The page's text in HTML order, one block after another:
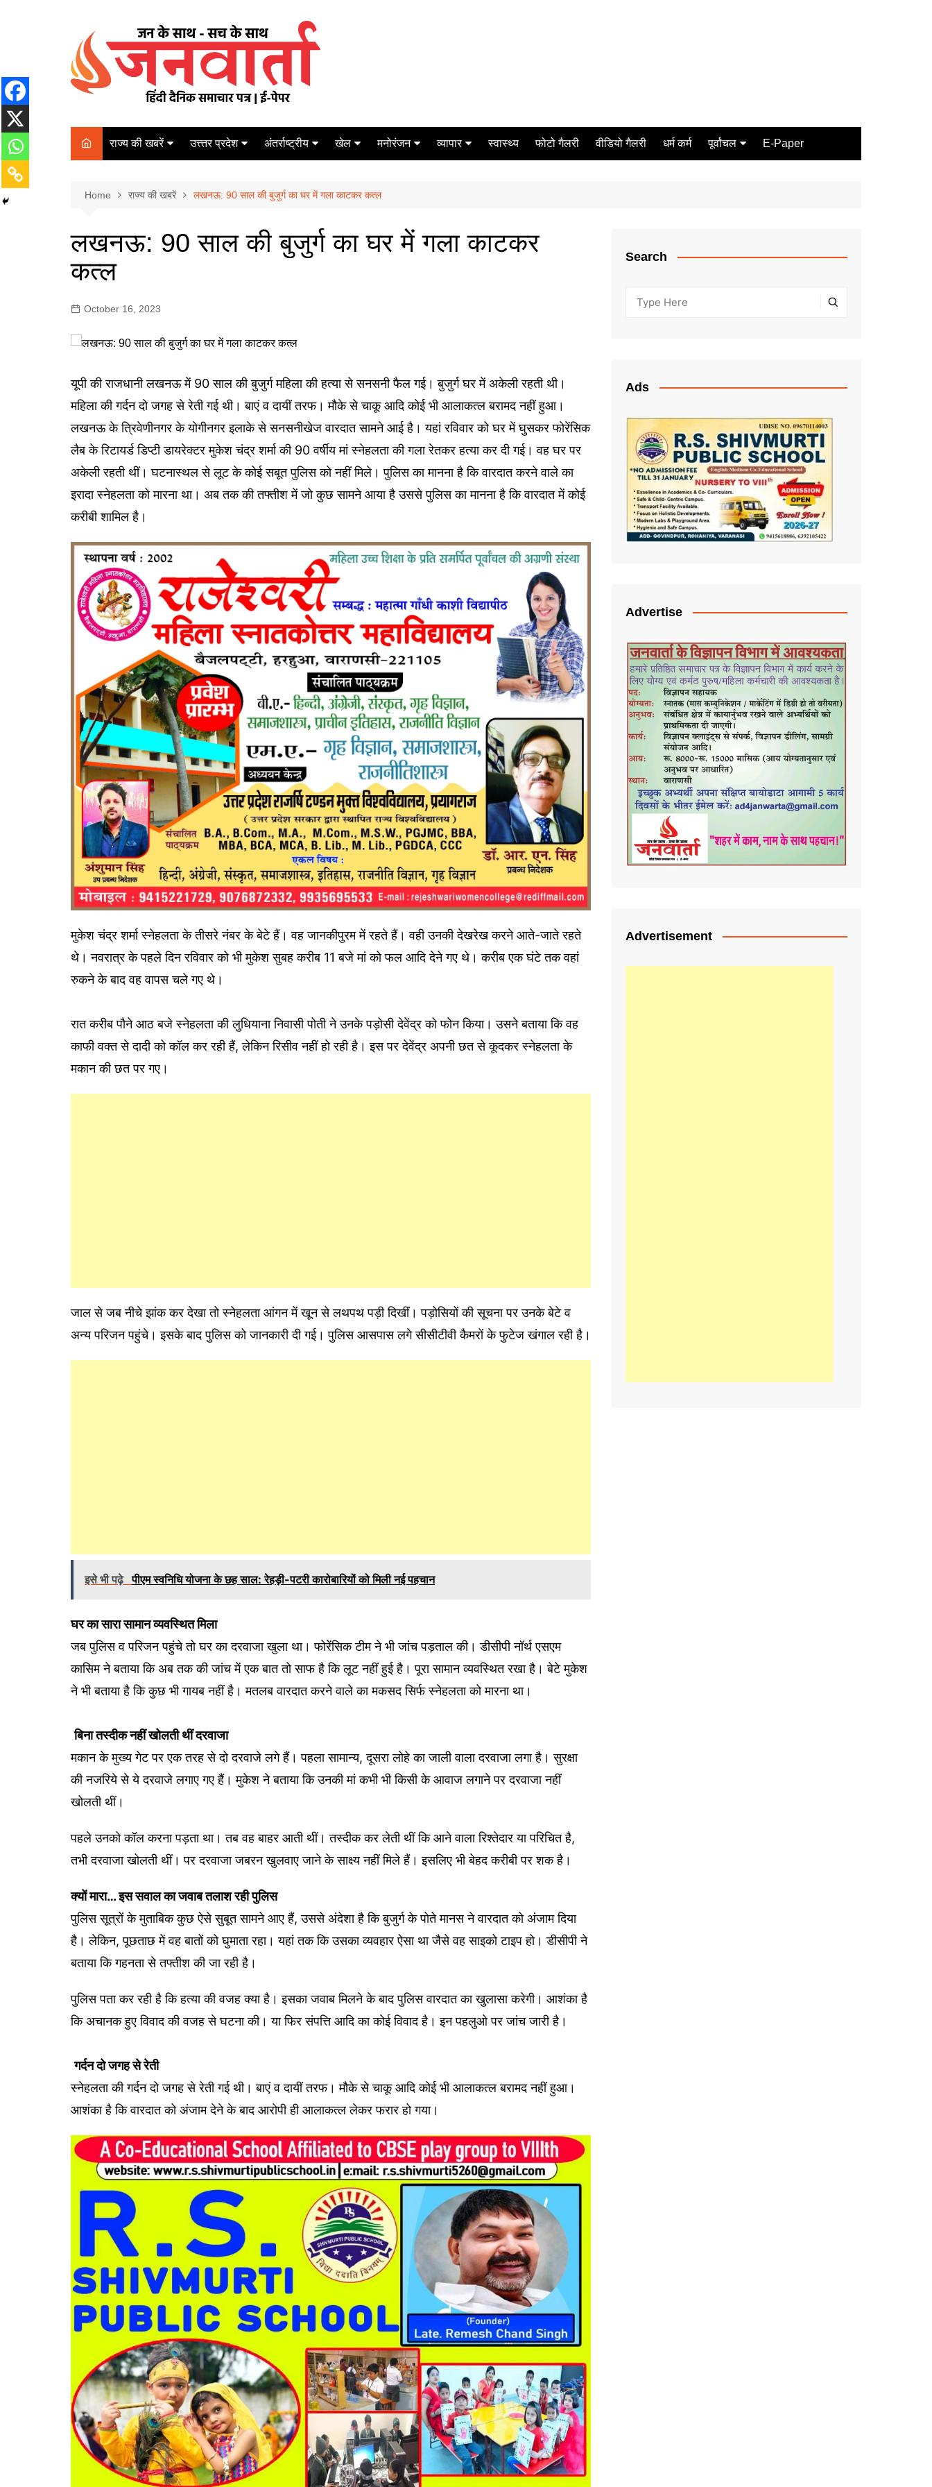
राज्य की खबरें
पटना
कोलकाता
नई दिल्ली
मुम्बई
उत्त्तर प्रदेश
कानपुर
आज़मगढ़
लखनऊ
अंतर्राष्ट्रीय खेल
टेनिस
मनोरंजन
मिर्च मसाला
व्यापार स्वास्थ्य फोटो गैलरी वीडियो गैलरी धर्म कर्म पूर्वांचल E-Paper
Home राज्य की खबरें लखनऊ: 90 साल की बुजुर्ग का घर में गला काटकर कत्ल
लखनऊ: 90 साल की बुजुर्ग का घर में गला काटकर
कत्ल
October 16, 2023
यूपी की राजधानी लखनऊ में 90 साल की बुजुर्ग महिला की हत्या से सनसनी फैल गई। बुजुर्ग घर में अकेली रहती थी।
महिला की गर्दन दो जगह से रेती गई थी। बाएं व दायीं तरफ। मौके से चाकू आदि कोई भी आलाकत्ल बरामद नहीं हुआ।
लखनऊ के त्रिवेणीनगर के योगीनगर इलाके से सनसनीखेज वारदात सामने आई है। यहां रविवार को घर में घुसकर फोरेंसिक
लैब के रिटायर्ड डिप्टी डायरेक्टर मुकेश चंद्र शर्मा की 90 वर्षीय मां स्नेहलता की गला रेतकर हत्या कर दी गई। वह घर पर
अकेली रहती थीं। घटनास्थल से लूट के कोई सबूत पुलिस को नहीं मिले। पुलिस का मानना है कि वारदात करने वाले का
इरादा स्नेहलता को मारना था। अब तक की तफ्तीश में जो कुछ सामने आया है उससे पुलिस का मानना है कि वारदात में कोई
करीबी शामिल है।
मुकेश चंद्र शर्मा स्नेहलता के तीसरे नंबर के बेटे हैं। वह जानकीपुरम में रहते हैं। वही उनकी देखरेख करने आते-जाते रहते
थे। नवरात्र के पहले दिन रविवार को भी मुकेश सुबह करीब 11 बजे मां को फल आदि देने गए थे। करीब एक घंटे तक वहां
रुकने के बाद वह वापस चले गए थे।
रात करीब पौने आठ बजे स्नेहलता की लुधियाना निवासी पोती ने उनके पड़ोसी देवेंद्र को फोन किया। उसने बताया कि वह
काफी वक्त से दादी को कॉल कर रही हैं, लेकिन रिसीव नहीं हो रही है। इस पर देवेंद्र अपनी छत से कूदकर स्नेहलता के
मकान की छत पर गए।
जाल से जब नीचे झांक कर देखा तो स्नेहलता आंगन में खून से लथपथ पड़ी दिखीं। पड़ोसियों की सूचना पर उनके बेटे व
अन्य परिजन पहुंचे। इसके बाद पुलिस को जानकारी दी गई। पुलिस आसपास लगे सीसीटीवी कैमरों के फुटेज खंगाल रही है।
इसे भी पढ़े पीएम स्वनिधि योजना के छह साल: रेहड़ी-पटरी कारोबारियों को मिली नई पहचान
घरकासारासामानव्यवस्थितमिला
जब पुलिस व परिजन पहुंचे तो घर का दरवाजा खुला था। फोरेंसिक टीम ने भी जांच पड़ताल की। डीसीपी नॉर्थ एसएम
कासिम ने बताया कि अब तक की जांच में एक बात तो साफ है कि लूट नहीं हुई है। पूरा सामान व्यवस्थित रखा है। बेटे मुकेश
ने भी बताया है कि कुछ भी गायब नहीं है। मतलब वारदात करने वाले का मकसद सिर्फ स्नेहलता को मारना था।
बिनातस्दीकनहींखोलतीथींदरवाजा
मकान के मुख्य गेट पर एक तरह से दो दरवाजे लगे हैं। पहला सामान्य, दूसरा लोहे का जाली वाला दरवाजा लगा है। सुरक्षा
की नजरिये से ये दरवाजे लगाए गए हैं। मुकेश ने बताया कि उनकी मां कभी भी किसी के आवाज लगाने पर दरवाजा नहीं
खोलती थीं।
पहले उनको कॉल करना पड़ता था। तब वह बाहर आती थीं। तस्दीक कर लेती थीं कि आने वाला रिश्तेदार या परिचित है,
तभी दरवाजा खोलती थीं। पर दरवाजा जबरन खुलवाए जाने के साक्ष्य नहीं मिले हैं। इसलिए भी बेहद करीबी पर शक है।
क्योंमारा…इससवालकाजवाबतलाशरहीपुलिस
पुलिस सूत्रों के मुताबिक कुछ ऐसे सुबूत सामने आए हैं, उससे अंदेशा है कि बुजुर्ग के पोते मानस ने वारदात को अंजाम दिया
है। लेकिन, पूछताछ में वह बातों को घुमाता रहा। यहां तक कि उसका व्यवहार ऐसा था जैसे वह साइको टाइप हो। डीसीपी ने
बताया कि गहनता से तफ्तीश की जा रही है।
पुलिस पता कर रही है कि हत्या की वजह क्या है। इसका जवाब मिलने के बाद पुलिस वारदात का खुलासा करेगी। आशंका है
कि अचानक हुए विवाद की वजह से घटना की। या फिर संपत्ति आदि का कोई विवाद है। इन पहलुओ पर जांच जारी है।
गर्दनदोजगहसेरेती
स्नेहलता की गर्दन दो जगह से रेती गई थी। बाएं व दायीं तरफ। मौके से चाकू आदि कोई भी आलाकत्ल बरामद नहीं हुआ।
आशंका है कि वारदात को अंजाम देने के बाद आरोपी ही आलाकत्ल लेकर फरार हो गया।
Search
Ads
Advertise
Advertisement